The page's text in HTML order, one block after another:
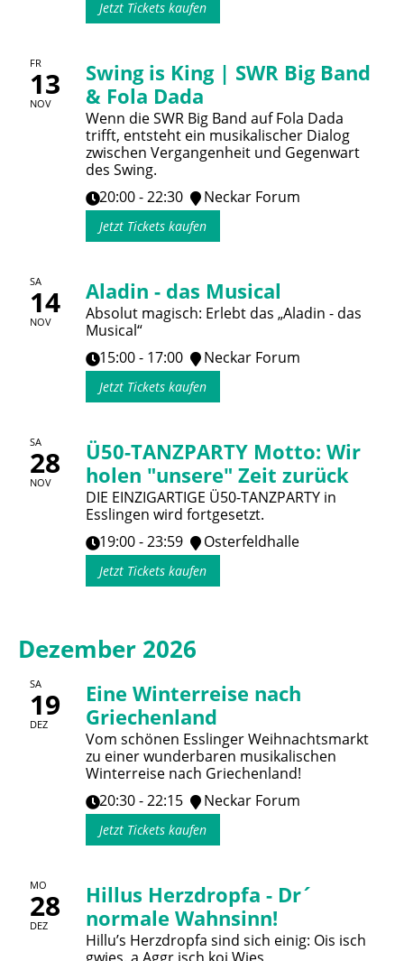
Jetzt Tickets kaufen
FR
13
NOV
Swing is King | SWR Big Band
& Fola Dada
Wenn die SWR Big Band auf Fola Dada
trifft, entsteht ein musikalischer Dialog
zwischen Vergangenheit und Gegenwart
des Swing.
20:00 - 22:30
Neckar Forum
Jetzt Tickets kaufen
SA
14
NOV
Aladin - das Musical
Absolut magisch: Erlebt das „Aladin - das
Musical“
15:00 - 17:00
Neckar Forum
Jetzt Tickets kaufen
SA
28
NOV
Ü50-TANZPARTY Motto: Wir
holen "unsere" Zeit zurück
DIE EINZIGARTIGE Ü50-TANZPARTY in
Esslingen wird fortgesetzt.
19:00 - 23:59
Osterfeldhalle
Jetzt Tickets kaufen
Dezember 2026
SA
19
DEZ
Eine Winterreise nach
Griechenland
Vom schönen Esslinger Weihnachtsmarkt
zu einer wunderbaren musikalischen
Winterreise nach Griechenland!
20:30 - 22:15
Neckar Forum
Jetzt Tickets kaufen
MO
28
DEZ
Hillus Herzdropfa - Dr´
normale Wahnsinn!
Hillu’s Herzdropfa sind sich einig: Ois isch